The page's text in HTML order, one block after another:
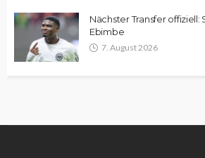
Nächster Transfer
Ebimbe
7. August 2026